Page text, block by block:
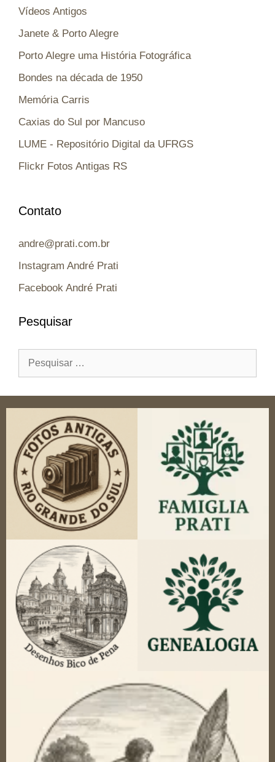
Vídeos Antigos
Janete & Porto Alegre
Porto Alegre uma História Fotográfica
Bondes na década de 1950
Memória Carris
Caxias do Sul por Mancuso
LUME - Repositório Digital da UFRGS
Flickr Fotos Antigas RS
Contato
andre@prati.com.br
Instagram André Prati
Facebook André Prati
Pesquisar
Pesquisar
por: